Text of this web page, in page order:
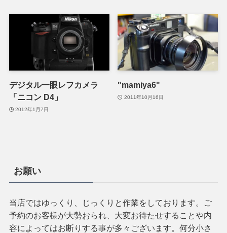
デジタル一眼レフカメラ
「ニコン D4」
2012年1月7日
"mamiya6"
2011年10月16日
お願い
当店ではゆっくり、じっくりと作業をしております。ご
予約のお客様が大勢おられ、大変お待たせすることや内
容によってはお断りする事が多々ございます。何分小さ